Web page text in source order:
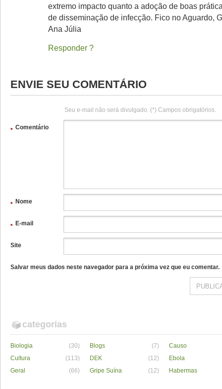
extremo impacto quanto a adoção de boas
de disseminação de infecção. Fico no Aguardo,
Ana Júlia
Responder
ENVIE SEU COMENTÁRIO
Seu e-mail não será divulgado. (*) Campos obrigatórios.
Comentário
*
Nome
*
E-mail
*
Site
Salvar meus dados neste navegador para a próxima vez que eu comentar.
categorias
Biologia (30) Blogs (7)
Causo
Cultura
(113) DEK (12)
Ebola
Geral
(66) Gripe Suína (12) Habermas